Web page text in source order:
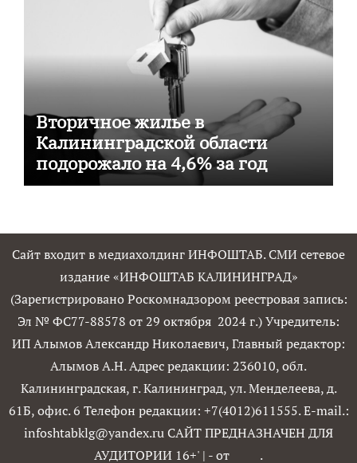
Вторичное жилье в
Калининградской области
подорожало на 4,6% за год
Сайт входит в медиахолдинг ИНФОШТАБ. СМИ сетевое
издание «ИНФОШТАБ КАЛИНИНГРАД»
(Зарегистрировано Роскомнадзором реестровая запись:
Эл № ФС77-88578 от 29 октября 2024 г.) Учредитель:
ИП Алымов Александр Николаевич, Главный редактор:
Алымов А.Н. Адрес редакции: 236010, обл.
Калининградская, г. Калининград, ул. Менделеева, д.
61Б, офис. 6 Телефон редакции: +7(4012)611555. E-mail.:
infoshtabklg@yandex.ru САЙТ ПРЕДНАЗНАЧЕН ДЛЯ
АУДИТОРИИ 16+' | - от .